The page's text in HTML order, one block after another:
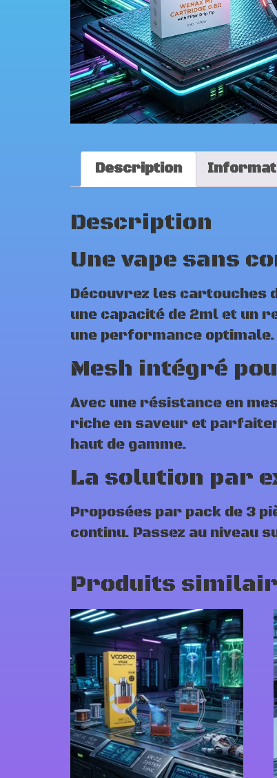
Description
Description
Une vape sans
Découvrez les cartouches
une capacité de 2ml et un
une performance optimale.
Mesh intégré
Avec une résistance en
riche en saveur et
haut de gamme.
La solution par
Proposées par pack de 3
continu. Passez au niveau
Produits